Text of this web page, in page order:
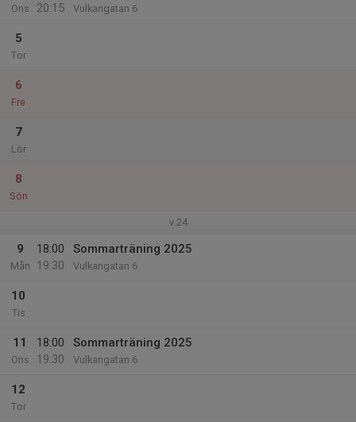
Ons
20:15
Vulkangatan 6
5
Tor
6
Fre
7
Lör
8
Sön
v.24
9
Mån
18:00
19:30
Sommarträning 2025
Vulkangatan 6
10
Tis
11
Ons
18:00
19:30
Sommarträning 2025
Vulkangatan 6
12
Tor